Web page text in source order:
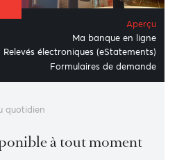
Ma banque en
Relevés électroniques
Au quotidien